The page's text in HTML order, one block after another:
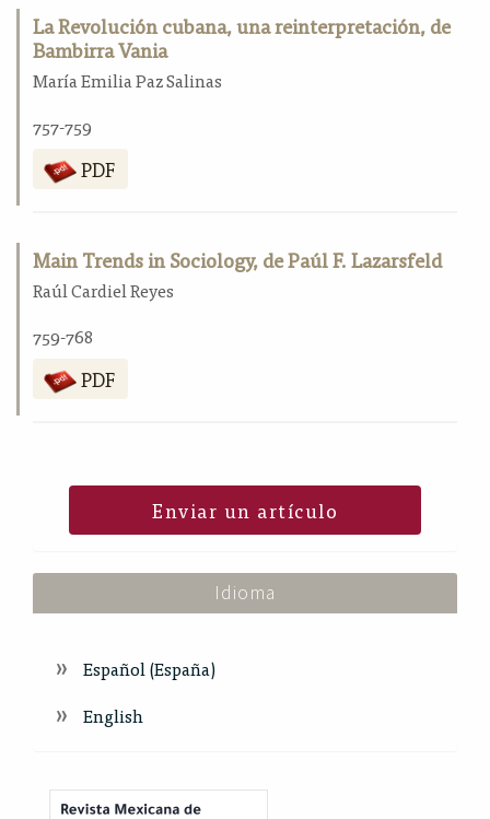
La Revolución cubana, una reinterpretación, de
Bambirra Vania
María Emilia Paz Salinas
757-759
PDF
Main Trends in Sociology, de Paúl F. Lazarsfeld
Raúl Cardiel Reyes
759-768
PDF
Enviar un artículo
Idioma
Español (España)
English
Index